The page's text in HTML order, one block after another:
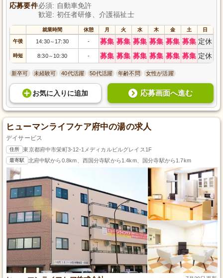
応募要件必須: 自動車免許
歓迎: 初任者研修、介護福祉士
就業時間 休憩 月 火 水 木 金 土 日
午後 14:30～ 17:30 - 募集 募集 募集 募集 募集 募集 定休
時短 8:30～ 10:30 - 募集 募集 募集 募集 募集 募集 定休
新卒可 未経験可 40代活躍 50代活躍 年齢不問 女性が活躍
お気に入り に追加 応募画面へ進む
ヒューマンライフケア府中の湯の求人
デイサービス
住所 東京都府中市栄町3-12-1メディカルビルグレイス1F
最寄駅 北府中駅から0.8km、西国分寺駅から1.4km、国分寺駅から1.7km